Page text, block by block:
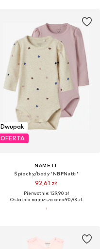
Dwupak
OFERTA
NAME IT
Śpiochy/body 'NBFNutti'
92,61 zł
Pierwotnie: 129,90 zł
Ostatnia najniższa cena:90,93 zł